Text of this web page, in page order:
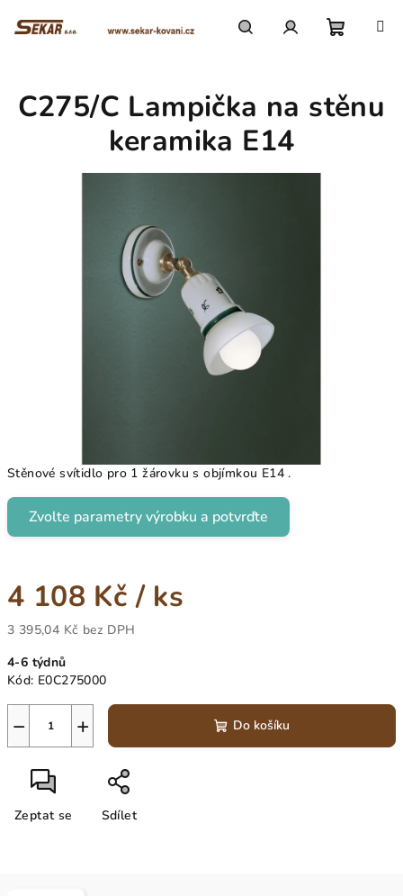
košík
Stěnové svítidlo pro 1 žárovku s objímkou E14 .
Zvolte parametry výrobku a potvrďte
4 108 Kč / ks
3 395,04 Kč bez DPH
cena:
4-6 týdnů
Kód: E0C275000
+
− Do košíku
Zeptat se Sdílet
C275/C Lampička na stěnu
keramika E14